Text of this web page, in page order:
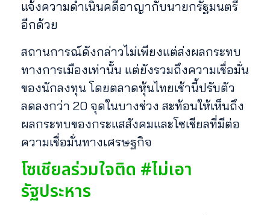
แจ้งความดำเนินคดีอาญากับนายกรัฐมนตรี
อีกด้วย
สถานการณ์ดังกล่าวไม่เพียงแต่ส่งผลกระทบ
ทางการเมืองเท่านั้น แต่ยังรวมถึงความเชื่อมั่น
ของนักลงทุน โดยตลาดหุ้นไทยเช้านี้ปรับตัว
ลดลงกว่า 20 จุดในบางช่วง สะท้อนให้เห็นถึง
ผลกระทบของกระแสสังคมและโซเชียลที่มีต่อ
ความเชื่อมั่นทางเศรษฐกิจ
โซเชียลร่วมใจติด #ไม่เอา
รัฐประหาร